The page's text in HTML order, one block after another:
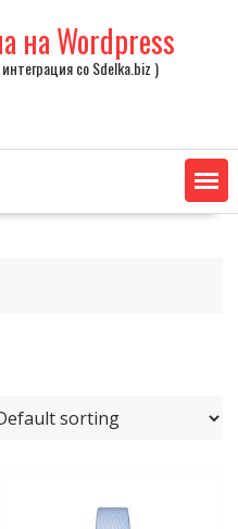
на Wordpress
со Sdelka.biz )